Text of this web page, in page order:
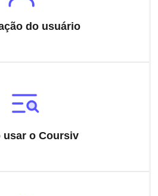
do usuário
usar o Coursiv